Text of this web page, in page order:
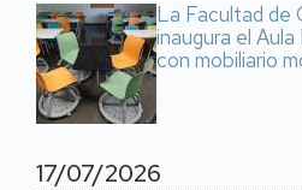
La Facultad de
inaugura el
con mobiliario
17/07/2026